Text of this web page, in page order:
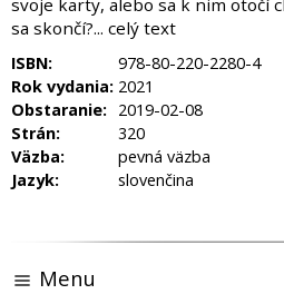
svoje karty, alebo sa k nim otočí
sa skončí?... celý text
ISBN:
978-80-220-2280-4
Rok vydania: 2021
Obstaranie: 2019-02-08
Strán:
320
Väzba:
pevná väzba
Jazyk:
slovenčina
Menu